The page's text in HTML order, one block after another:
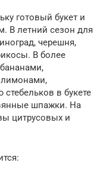
готовый букет и
В летний сезон для
черешня,
В более
в букете
шпажки. На
цитрусовых и